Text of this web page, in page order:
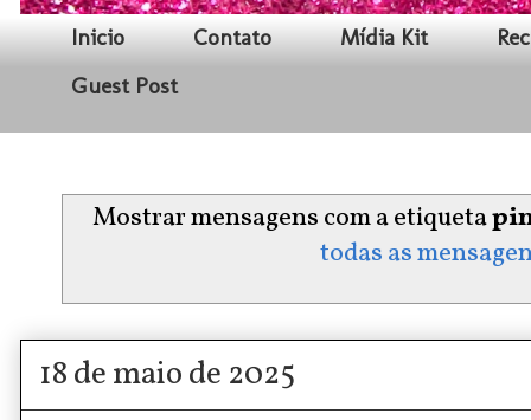
Inicio Contato Mídia Kit
Guest Post
Mostrar mensagens com a etiqueta
todas as
18 de maio de 2025